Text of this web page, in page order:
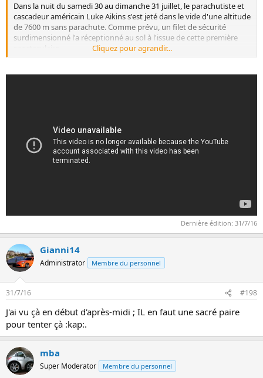
Dans la nuit du samedi 30 au dimanche 31 juillet, le parachutiste et
cascadeur américain Luke Aikins s'est jeté dans le vide d'une altitude
de 7600 m sans parachute. Comme prévu, un filet de sécurité
surdimensionné l'a réceptionné au sol à l'issue de cette première
Cliquez pour agrandir...
Dernière édition: 31/7/16
Gianni14
Administrator Membre du personnel
31/7/16 #198
J'ai vu çà en début d'après-midi ; IL en faut une sacré paire
pour tenter çà :kap:.
mba
Super Moderator Membre du personnel